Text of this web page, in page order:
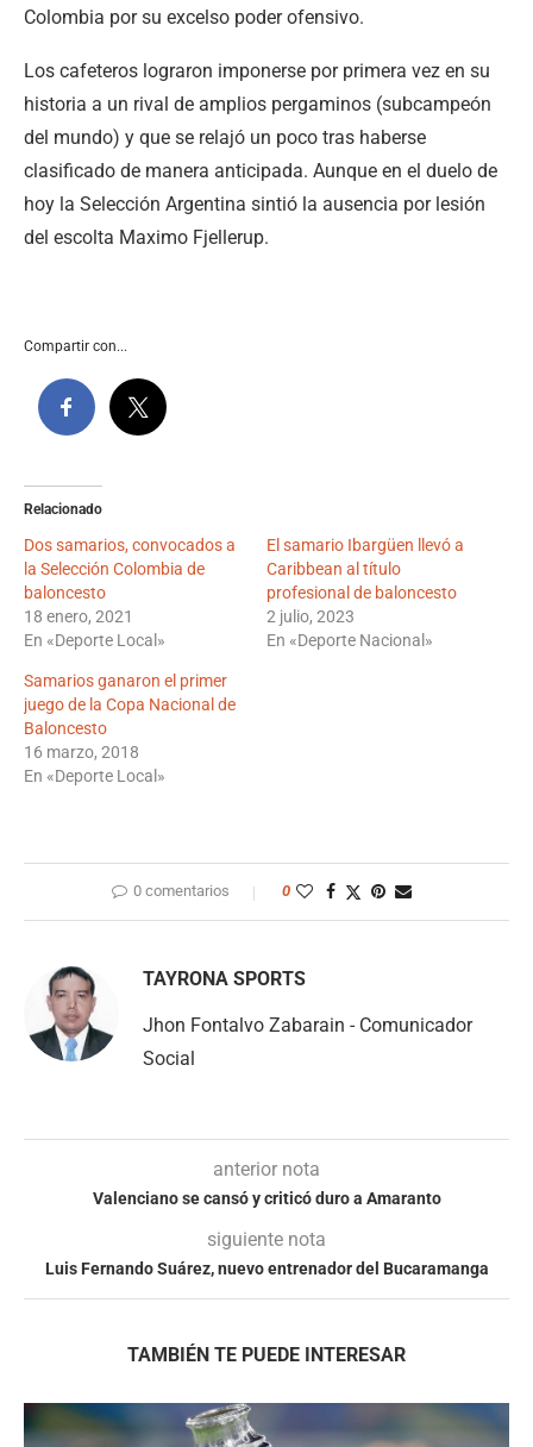
Colombia por su excelso poder ofensivo.
Los cafeteros lograron imponerse por primera vez en su
historia a un rival de amplios pergaminos (subcampeón
del mundo) y que se relajó un poco tras haberse
clasificado de manera anticipada. Aunque en el duelo de
hoy la Selección Argentina sintió la ausencia por lesión
del escolta Maximo Fjellerup.
Compartir con...
Relacionado
Dos samarios, convocados a
la Selección Colombia de
baloncesto
18 enero, 2021
En «Deporte Local»
El samario Ibargüen llevó a
Caribbean al título
profesional de baloncesto
2 julio, 2023
En «Deporte Nacional»
Samarios ganaron el primer
juego de la Copa Nacional de
Baloncesto
16 marzo, 2018
En «Deporte Local»
0 comentarios 0
TAYRONA SPORTS
Jhon Fontalvo Zabarain - Comunicador
Social
anterior nota
Valenciano se cansó y criticó duro a Amaranto
siguiente nota
Luis Fernando Suárez, nuevo entrenador del Bucaramanga
TAMBIÉN TE PUEDE INTERESAR